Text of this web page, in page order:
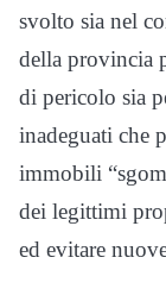
svolto sia nel
della provincia
di pericolo sia
inadeguati che
immobili
dei legittimi
ed evitare